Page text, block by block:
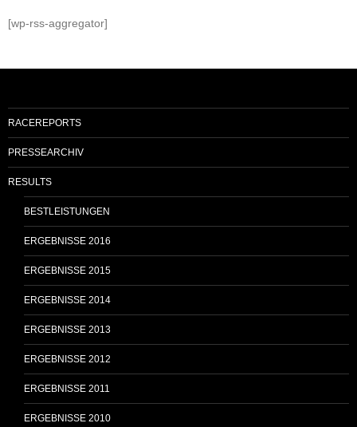
[wp-rss-aggregator]
RACEREPORTS
PRESSEARCHIV
RESULTS
BESTLEISTUNGEN
ERGEBNISSE 2016
ERGEBNISSE 2015
ERGEBNISSE 2014
ERGEBNISSE 2013
ERGEBNISSE 2012
ERGEBNISSE 2011
ERGEBNISSE 2010